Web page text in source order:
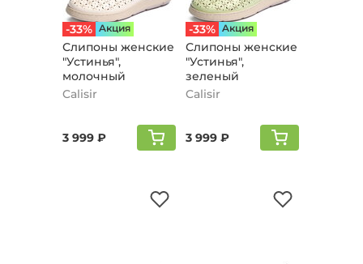
-33% Aкция
Слипоны женские
"Устинья",
молочный
Calisir
3 999 ₽
-33% Aкция
Слипоны женские
"Устинья",
зеленый
Calisir
3 999 ₽